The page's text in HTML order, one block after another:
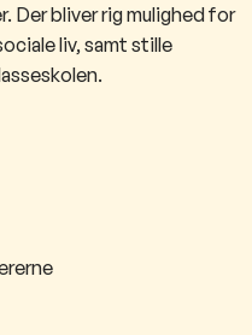
Der bliver rig mulighed for
liv, samt stille